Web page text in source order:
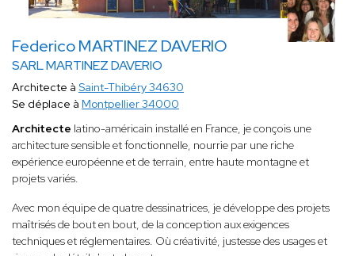
Federico MARTINEZ DAVERIO
SARL MARTINEZ DAVERIO
Architecte à Saint-Thibéry 34630
Se déplace à Montpellier 34000
Architecte latino-américain installé en France, je conçois une
architecture sensible et fonctionnelle, nourrie par une riche
expérience européenne et de terrain, entre haute montagne et
projets variés.
Avec mon équipe de quatre dessinatrices, je développe des projets
maîtrisés de bout en bout, de la conception aux exigences
techniques et réglementaires. Où créativité, justesse des usages et